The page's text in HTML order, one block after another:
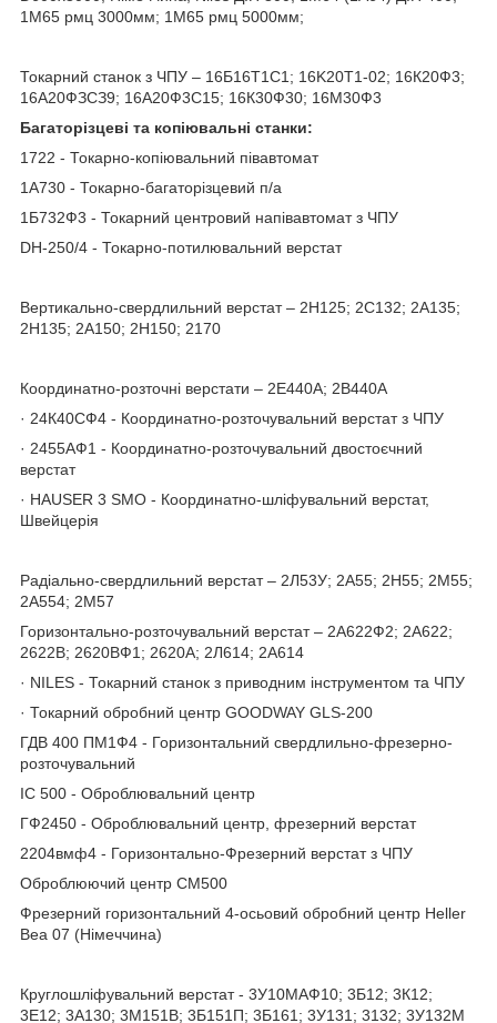
1М65 рмц 3000мм; 1М65 рмц 5000мм;
Токарний станок з ЧПУ – 16Б16Т1C1; 16K20T1-02; 16К20Ф3;
16А20ФЗСЗ9; 16А20Ф3С15; 16К30Ф30; 16М30Ф3
Багаторізцеві та копіювальні станки:
1722 - Токарно-копіювальний півавтомат
1А730 - Токарно-багаторізцевий п/а
1Б732Ф3 - Токарний центровий напівавтомат з ЧПУ
DH-250/4 - Токарно-потилювальний верстат
Вертикально-свердлильний верстат – 2Н125; 2С132; 2А135;
2Н135; 2А150; 2Н150; 2170
Координатно-розточні верстати – 2Е440А; 2В440А
· 24К40СФ4 - Координатно-розточувальний верстат з ЧПУ
· 2455АФ1 - Координатно-розточувальний двостоєчний
верстат
· HAUSER 3 SMO - Координатно-шліфувальний верстат,
Швейцерія
Радіально-свердлильний верстат – 2Л53У; 2А55; 2Н55; 2М55;
2А554; 2М57
Горизонтально-розточувальний верстат – 2А622Ф2; 2А622;
2622В; 2620ВФ1; 2620А; 2Л614; 2А614
· NILES - Токарний станок з приводним інструментом та ЧПУ
· Токарний обробний центр GOODWAY GLS-200
ГДВ 400 ПМ1Ф4 - Горизонтальний свердлильно-фрезерно-
розточувальний
ІС 500 - Оброблювальний центр
ГФ2450 - Оброблювальний центр, фрезерний верстат
2204вмф4 - Горизонтально-Фрезерний верстат з ЧПУ
Оброблюючий центр СМ500
Фрезерний горизонтальний 4-осьовий обробний центр Heller
Bea 07 (Німеччина)
Круглошліфувальний верстат - 3У10МАФ10; 3Б12; 3К12;
3Е12; 3А130; 3М151В; 3Б151П; 3Б161; 3У131; 3132; 3У132М